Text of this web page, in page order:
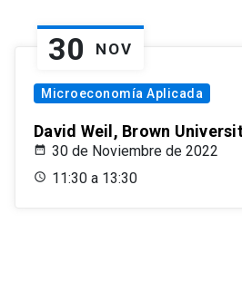
30 NOV
Microeconomía Aplicada
David Weil, Brown
30 de Noviembre de 2022
11:30 a 13:30